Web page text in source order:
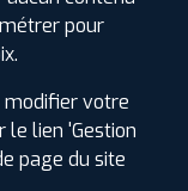
pour
modifier votre
le lien 'Gestion
page du site